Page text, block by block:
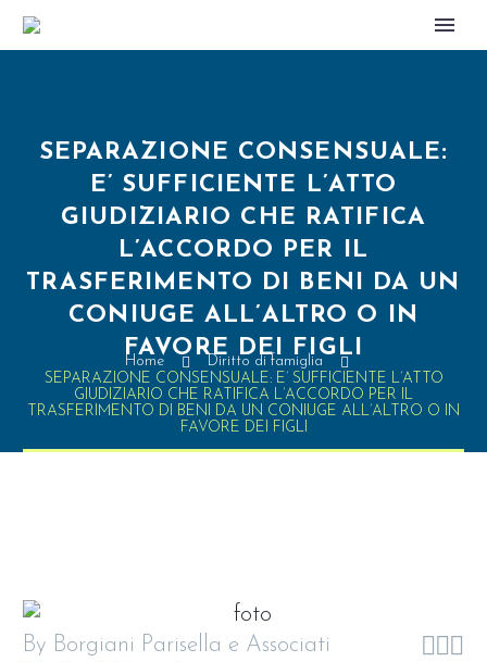
SEPARAZIONE CONSENSUALE:
E’ SUFFICIENTE L’ATTO
GIUDIZIARIO CHE RATIFICA
L’ACCORDO PER IL
TRASFERIMENTO DI BENI DA UN
CONIUGE ALL’ALTRO O IN
FAVORE DEI FIGLI
Home
Diritto di famiglia
SEPARAZIONE CONSENSUALE: E’ SUFFICIENTE L’ATTO
GIUDIZIARIO CHE RATIFICA L’ACCORDO PER IL
TRASFERIMENTO DI BENI DA UN CONIUGE ALL’ALTRO O IN
FAVORE DEI FIGLI

By Borgiani Parisella e Associati